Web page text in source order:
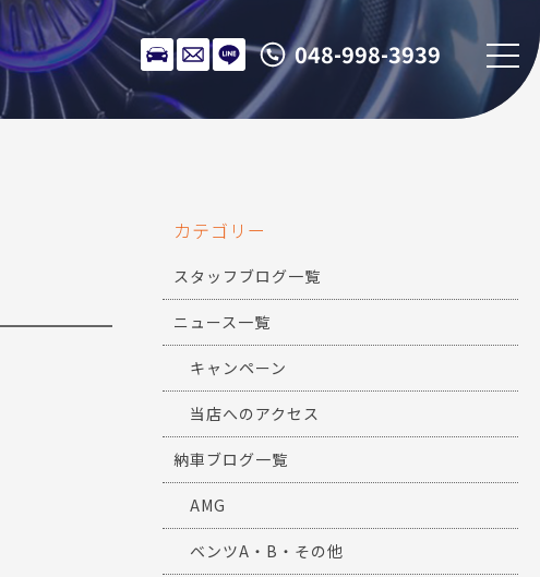
048-998-3939
カテゴリー
スタッフブログ一覧
ニュース一覧
キャンペーン
当店へのアクセス
納車ブログ一覧
AMG
ベンツA・B・その他